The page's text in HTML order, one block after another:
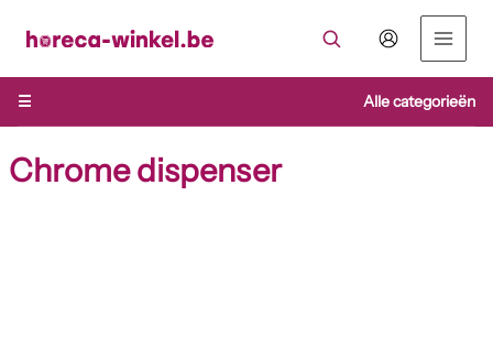
naar
inhoud
☰
Alle categorieën
Chrome dispenser